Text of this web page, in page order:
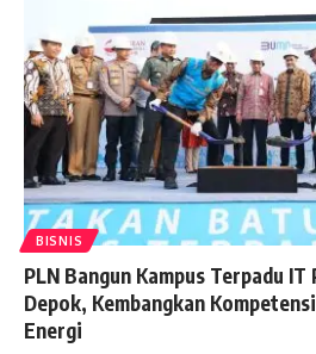
BISNIS
PLN Bangun Kampus Terpadu IT
Depok, Kembangkan
Energi